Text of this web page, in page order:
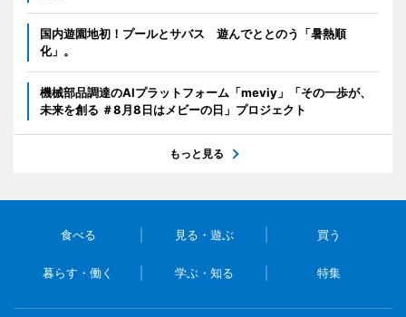
国内遊園地初！プールとサバス 遊んでととのう「暑熱順
化」。
機械部品調達のAIプラットフォーム「meviy」「その一歩が、
未来を創る ＃8月8日はメビーの日」プロジェクト
もっと見る
食べる 見る・遊ぶ 買う
暮らす・働く 学ぶ・知る 特集